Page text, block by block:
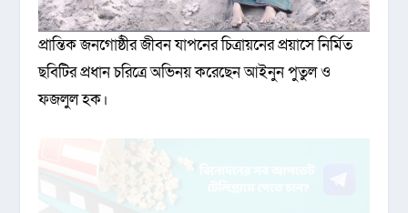
প্রান্তিক জনগোষ্ঠীর জীবন যাপনের চিত্রায়নের প্রয়াসে নির্মিত
ছবিটির প্রধান চরিত্রে অভিনয় করেছেন আইনুন পুতুল ও
ফজলুল হক।